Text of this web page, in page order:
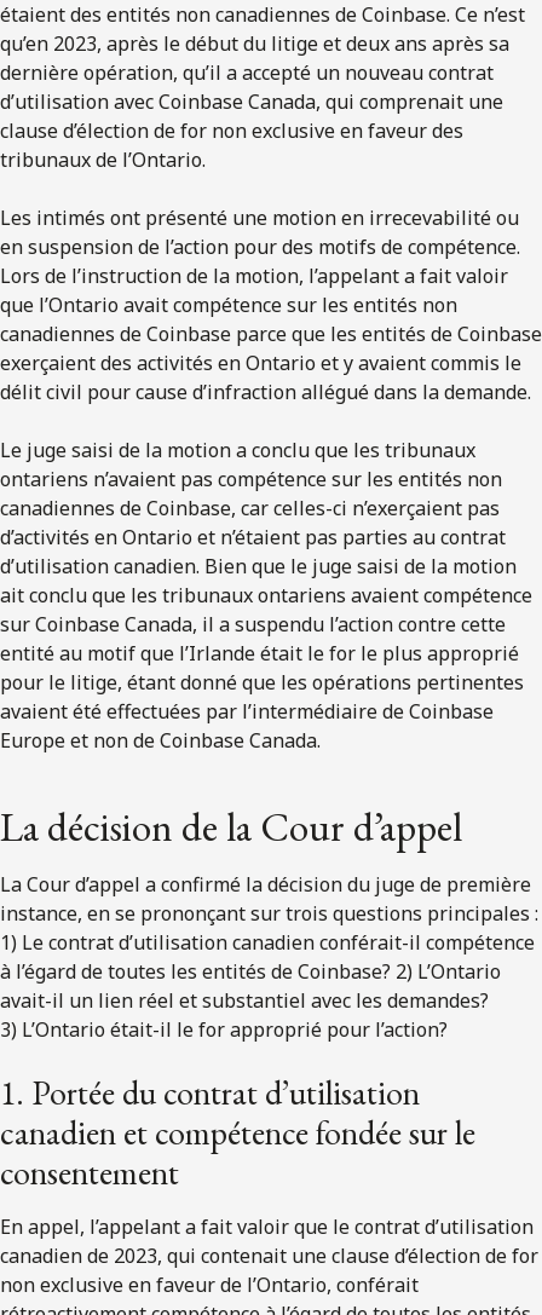
étaient des entités non canadiennes de Coinbase. Ce n’est
qu’en 2023, après le début du litige et deux ans après sa
dernière opération, qu’il a accepté un nouveau contrat
d’utilisation avec Coinbase Canada, qui comprenait une
clause d’élection de for non exclusive en faveur des
tribunaux de l’Ontario.
Les intimés ont présenté une motion en irrecevabilité ou
en suspension de l’action pour des motifs de compétence.
Lors de l’instruction de la motion, l’appelant a fait valoir
que l’Ontario avait compétence sur les entités non
canadiennes de Coinbase parce que les entités de Coinbase
exerçaient des activités en Ontario et y avaient commis le
délit civil pour cause d’infraction allégué dans la demande.
Le juge saisi de la motion a conclu que les tribunaux
ontariens n’avaient pas compétence sur les entités non
canadiennes de Coinbase, car celles-ci n’exerçaient pas
d’activités en Ontario et n’étaient pas parties au contrat
d’utilisation canadien. Bien que le juge saisi de la motion
ait conclu que les tribunaux ontariens avaient compétence
sur Coinbase Canada, il a suspendu l’action contre cette
entité au motif que l’Irlande était le for le plus approprié
pour le litige, étant donné que les opérations pertinentes
avaient été effectuées par l’intermédiaire de Coinbase
Europe et non de Coinbase Canada.
La décision de la Cour d’appel
La Cour d’appel a confirmé la décision du juge de première
instance, en se prononçant sur trois questions principales :
1) Le contrat d’utilisation canadien conférait-il compétence
à l’égard de toutes les entités de Coinbase? 2) L’Ontario
avait-il un lien réel et substantiel avec les demandes?
3) L’Ontario était-il le for approprié pour l’action?
1. Portée du contrat d’utilisation
canadien et compétence fondée sur le
consentement
En appel, l’appelant a fait valoir que le contrat d’utilisation
canadien de 2023, qui contenait une clause d’élection de for
non exclusive en faveur de l’Ontario, conférait